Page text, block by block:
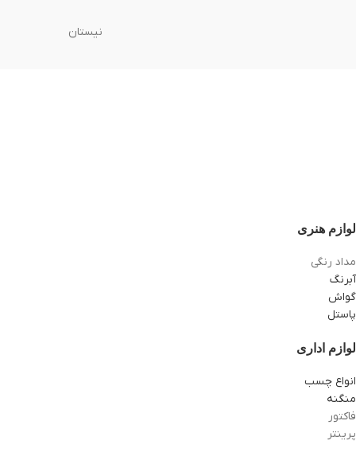
نیستان
لوازم هنری
مداد رنگی
آبرنگ
گواش
پاستل
لوازم اداری
انواع چسب
منگنه
فاکتور
پرینتر